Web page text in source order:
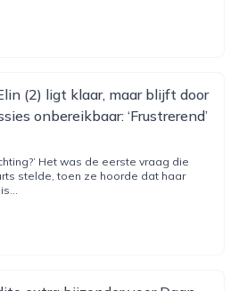
(2) ligt klaar, maar blijft door
onbereikbaar: ‘Frustrerend’
Het was de eerste vraag die
stelde, toen ze hoorde dat haar